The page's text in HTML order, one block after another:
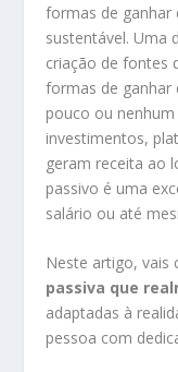
formas de ganhar
sustentável. Uma
criação de fontes
formas de
pouco ou
investimentos,
geram receita ao
passivo é uma
salário ou até
Neste artigo, vais
passiva que
adaptadas à
pessoa com